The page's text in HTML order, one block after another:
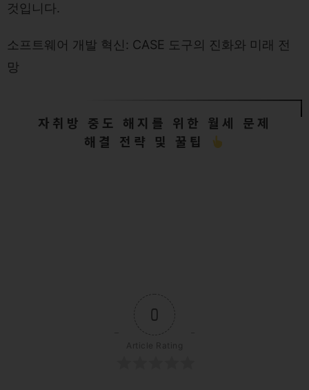
것입니다.
소프트웨어 개발 혁신: CASE 도구의 진화와 미래 전
망
자취방 중도 해지를 위한 월세 문제
해결 전략 및 꿀팁
0
Article Rating